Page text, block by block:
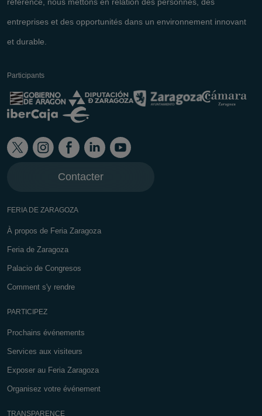
entreprises et des opportunités dans un environnement innovant
et durable.
Participants
Contacter
FERIA DE ZARAGOZA
À propos de Feria Zaragoza
Feria de Zaragoza
Palacio de Congresos
Comment s'y rendre
PARTICIPEZ
Prochains événements
Services aux visiteurs
Exposer au Feria Zaragoza
Organisez votre événement
TRANSPARENCE